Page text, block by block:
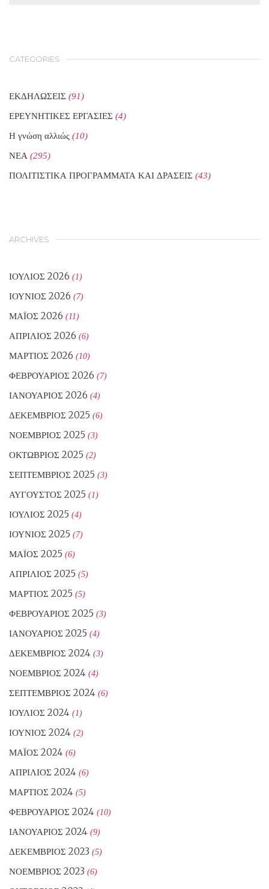
CATEGORIES
ΕΚΔΗΛΩΣΕΙΣ (91)
ΕΡΕΥΝΗΤΙΚΕΣ ΕΡΓΑΣΙΕΣ (4)
Η γνώση αλλιώς (10)
ΝΕΑ (295)
ΠΟΛΙΤΙΣΤΙΚΑ ΠΡΟΓΡΑΜΜΑΤΑ ΚΑΙ ΔΡΑΣΕΙΣ (43)
ARCHIVES
ΙΟΎΛΙΟΣ 2026 (1)
ΙΟΎΝΙΟΣ 2026 (7)
ΜΆΙΟΣ 2026 (11)
ΑΠΡΊΛΙΟΣ 2026 (6)
ΜΆΡΤΙΟΣ 2026 (10)
ΦΕΒΡΟΥΆΡΙΟΣ 2026 (7)
ΙΑΝΟΥΆΡΙΟΣ 2026 (4)
ΔΕΚΈΜΒΡΙΟΣ 2025 (6)
ΝΟΈΜΒΡΙΟΣ 2025 (3)
ΟΚΤΏΒΡΙΟΣ 2025 (2)
ΣΕΠΤΈΜΒΡΙΟΣ 2025 (3)
ΑΎΓΟΥΣΤΟΣ 2025 (1)
ΙΟΎΛΙΟΣ 2025 (4)
ΙΟΎΝΙΟΣ 2025 (7)
ΜΆΙΟΣ 2025 (6)
ΑΠΡΊΛΙΟΣ 2025 (5)
ΜΆΡΤΙΟΣ 2025 (5)
ΦΕΒΡΟΥΆΡΙΟΣ 2025 (3)
ΙΑΝΟΥΆΡΙΟΣ 2025 (4)
ΔΕΚΈΜΒΡΙΟΣ 2024 (3)
ΝΟΈΜΒΡΙΟΣ 2024 (4)
ΣΕΠΤΈΜΒΡΙΟΣ 2024 (6)
ΙΟΎΛΙΟΣ 2024 (1)
ΙΟΎΝΙΟΣ 2024 (2)
ΜΆΙΟΣ 2024 (6)
ΑΠΡΊΛΙΟΣ 2024 (6)
ΜΆΡΤΙΟΣ 2024 (5)
ΦΕΒΡΟΥΆΡΙΟΣ 2024 (10)
ΙΑΝΟΥΆΡΙΟΣ 2024 (9)
ΔΕΚΈΜΒΡΙΟΣ 2023 (5)
ΝΟΈΜΒΡΙΟΣ 2023 (6)